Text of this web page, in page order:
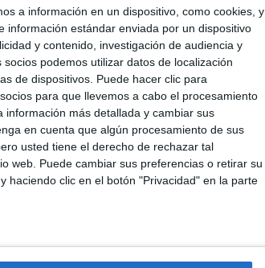
a información en un dispositivo, como cookies, y
información estándar enviada por un dispositivo
y contenido, investigación de audiencia y
podemos utilizar datos de localización
de dispositivos. Puede hacer clic para
para que llevemos a cabo el procesamiento
más detallada y cambiar sus
en cuenta que algún procesamiento de sus
usted tiene el derecho de rechazar tal
web. Puede cambiar sus preferencias o retirar su
haciendo clic en el botón "Privacidad" en la parte